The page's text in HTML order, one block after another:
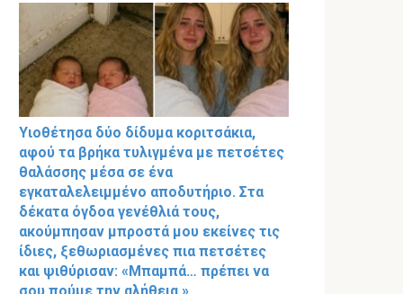
Υιοθέτησα δύο δίδυμα κοριτσάκια,
αφού τα βρήκα τυλιγμένα με πετσέτες
θαλάσσης μέσα σε ένα
εγκαταλελειμμένο αποδυτήριο. Στα
δέκατα όγδοα γενέθλιά τους,
ακούμπησαν μπροστά μου εκείνες τις
ίδιες, ξεθωριασμένες πια πετσέτες
και ψιθύρισαν: «Μπαμπά… πρέπει να